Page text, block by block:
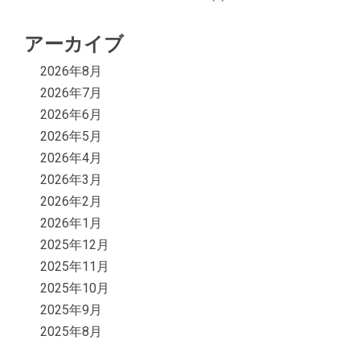
アーカイブ
2026年8月
2026年7月
2026年6月
2026年5月
2026年4月
2026年3月
2026年2月
2026年1月
2025年12月
2025年11月
2025年10月
2025年9月
2025年8月